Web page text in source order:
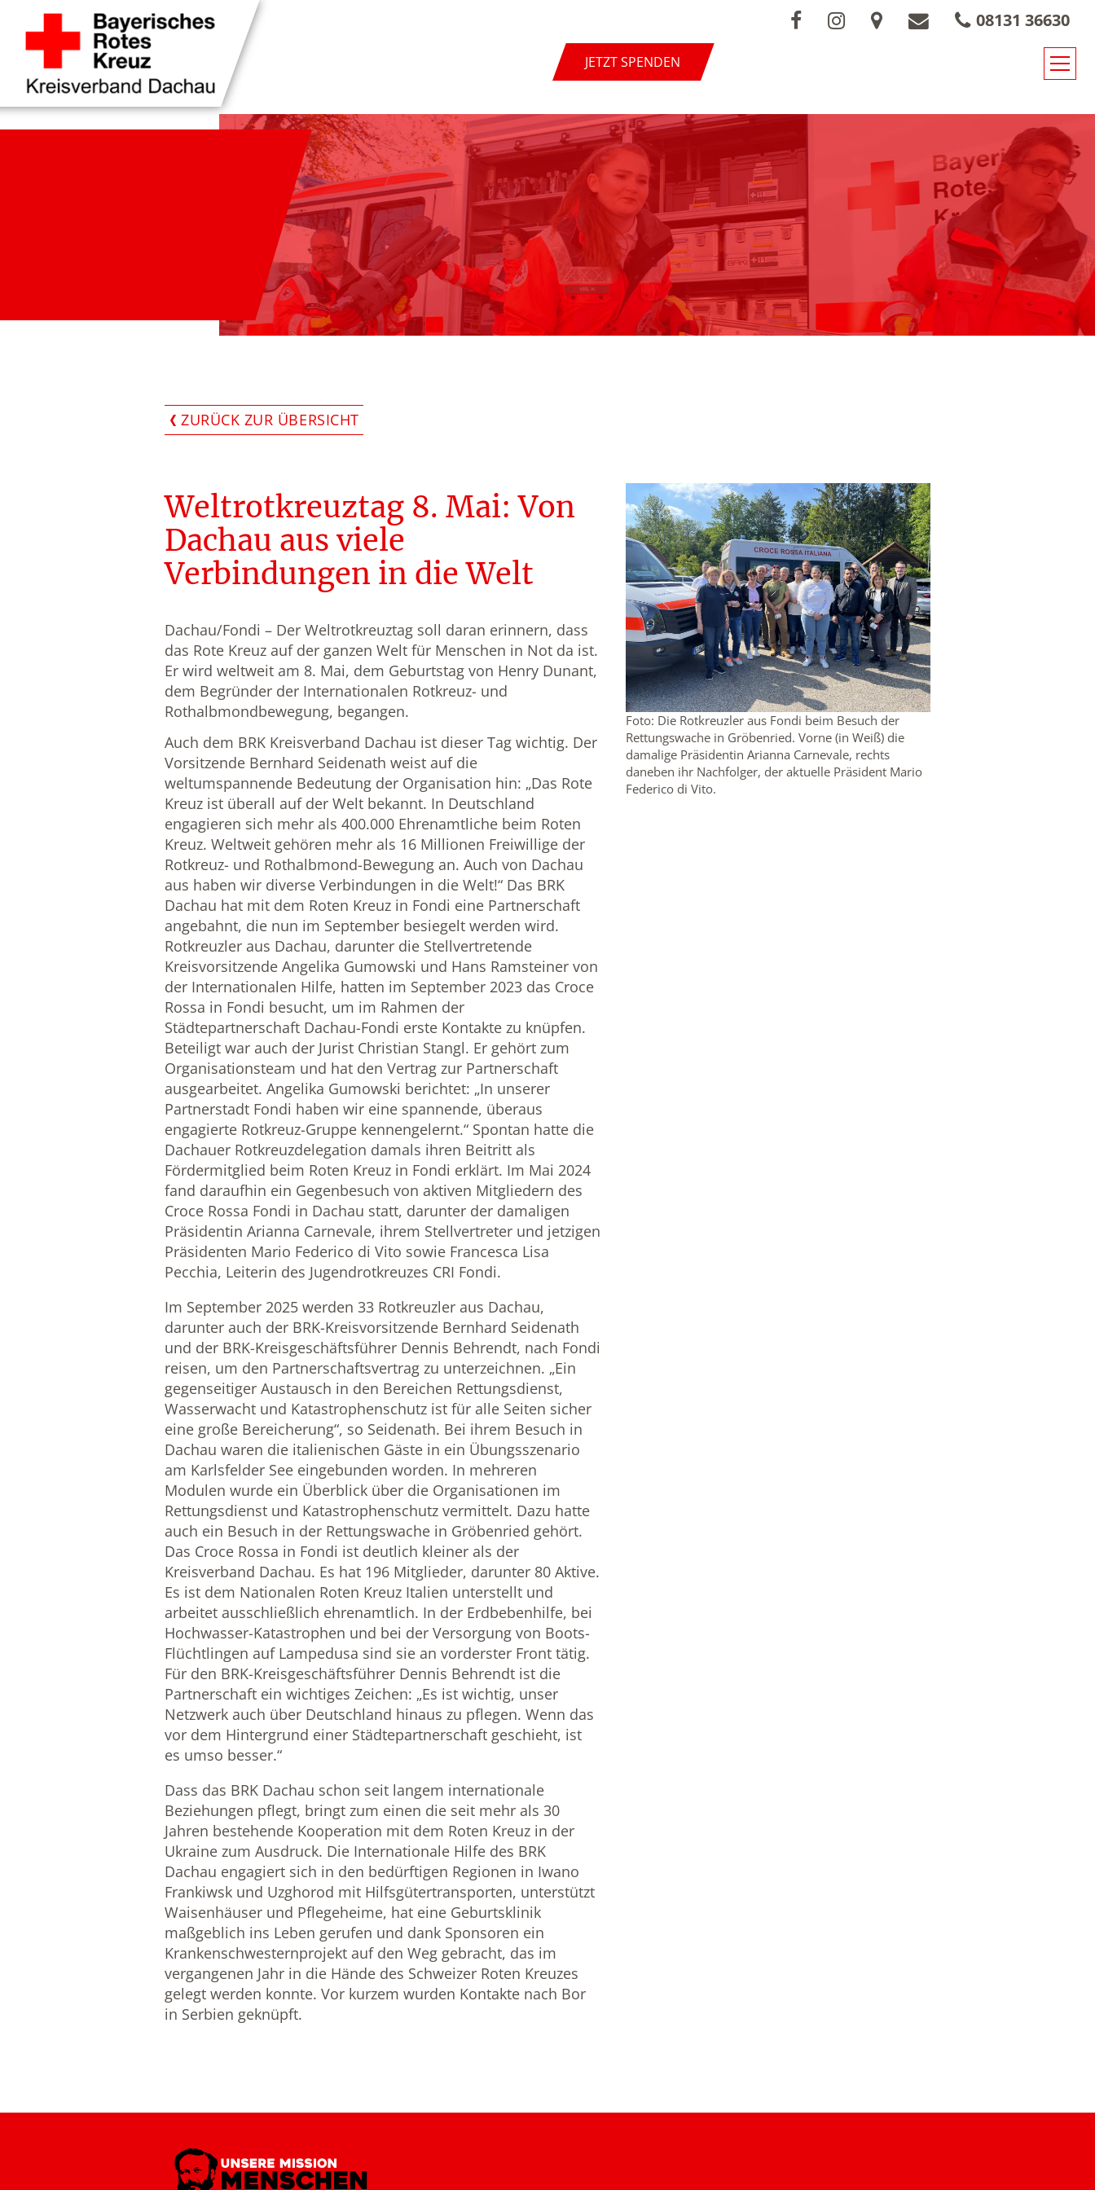
JETZT SPENDEN
08131 36630
ZURÜCK ZUR ÜBERSICHT
Weltrotkreuztag 8. Mai: Von
Dachau aus viele
Verbindungen in die Welt
Dachau/Fondi – Der Weltrotkreuztag soll daran erinnern, dass
das Rote Kreuz auf der ganzen Welt für Menschen in Not da ist.
Er wird weltweit am 8. Mai, dem Geburtstag von Henry Dunant,
dem Begründer der Internationalen Rotkreuz- und
Rothalbmondbewegung, begangen.
Auch dem BRK Kreisverband Dachau ist dieser Tag wichtig. Der
Vorsitzende Bernhard Seidenath weist auf die
weltumspannende Bedeutung der Organisation hin: „Das Rote
Kreuz ist überall auf der Welt bekannt. In Deutschland
engagieren sich mehr als 400.000 Ehrenamtliche beim Roten
Kreuz. Weltweit gehören mehr als 16 Millionen Freiwillige der
Rotkreuz- und Rothalbmond-Bewegung an. Auch von Dachau
aus haben wir diverse Verbindungen in die Welt!“ Das BRK
Dachau hat mit dem Roten Kreuz in Fondi eine Partnerschaft
angebahnt, die nun im September besiegelt werden wird.
Rotkreuzler aus Dachau, darunter die Stellvertretende
Kreisvorsitzende Angelika Gumowski und Hans Ramsteiner von
der Internationalen Hilfe, hatten im September 2023 das Croce
Rossa in Fondi besucht, um im Rahmen der
Städtepartnerschaft Dachau-Fondi erste Kontakte zu knüpfen.
Beteiligt war auch der Jurist Christian Stangl. Er gehört zum
Organisationsteam und hat den Vertrag zur Partnerschaft
ausgearbeitet. Angelika Gumowski berichtet: „In unserer
Partnerstadt Fondi haben wir eine spannende, überaus
engagierte Rotkreuz-Gruppe kennengelernt.“ Spontan hatte die
Dachauer Rotkreuzdelegation damals ihren Beitritt als
Fördermitglied beim Roten Kreuz in Fondi erklärt. Im Mai 2024
fand daraufhin ein Gegenbesuch von aktiven Mitgliedern des
Croce Rossa Fondi in Dachau statt, darunter der damaligen
Präsidentin Arianna Carnevale, ihrem Stellvertreter und jetzigen
Präsidenten Mario Federico di Vito sowie Francesca Lisa
Pecchia, Leiterin des Jugendrotkreuzes CRI Fondi.
Im September 2025 werden 33 Rotkreuzler aus Dachau,
darunter auch der BRK-Kreisvorsitzende Bernhard Seidenath
und der BRK-Kreisgeschäftsführer Dennis Behrendt, nach Fondi
reisen, um den Partnerschaftsvertrag zu unterzeichnen. „Ein
gegenseitiger Austausch in den Bereichen Rettungsdienst,
Wasserwacht und Katastrophenschutz ist für alle Seiten sicher
eine große Bereicherung“, so Seidenath. Bei ihrem Besuch in
Dachau waren die italienischen Gäste in ein Übungsszenario
am Karlsfelder See eingebunden worden. In mehreren
Modulen wurde ein Überblick über die Organisationen im
Rettungsdienst und Katastrophenschutz vermittelt. Dazu hatte
auch ein Besuch in der Rettungswache in Gröbenried gehört.
Das Croce Rossa in Fondi ist deutlich kleiner als der
Kreisverband Dachau. Es hat 196 Mitglieder, darunter 80 Aktive.
Es ist dem Nationalen Roten Kreuz Italien unterstellt und
arbeitet ausschließlich ehrenamtlich. In der Erdbebenhilfe, bei
Hochwasser-Katastrophen und bei der Versorgung von Boots-
Flüchtlingen auf Lampedusa sind sie an vorderster Front tätig.
Für den BRK-Kreisgeschäftsführer Dennis Behrendt ist die
Partnerschaft ein wichtiges Zeichen: „Es ist wichtig, unser
Netzwerk auch über Deutschland hinaus zu pflegen. Wenn das
vor dem Hintergrund einer Städtepartnerschaft geschieht, ist
es umso besser.“
Dass das BRK Dachau schon seit langem internationale
Beziehungen pflegt, bringt zum einen die seit mehr als 30
Jahren bestehende Kooperation mit dem Roten Kreuz in der
Ukraine zum Ausdruck. Die Internationale Hilfe des BRK
Dachau engagiert sich in den bedürftigen Regionen in Iwano
Frankiwsk und Uzghorod mit Hilfsgütertransporten, unterstützt
Waisenhäuser und Pflegeheime, hat eine Geburtsklinik
maßgeblich ins Leben gerufen und dank Sponsoren ein
Krankenschwesternprojekt auf den Weg gebracht, das im
vergangenen Jahr in die Hände des Schweizer Roten Kreuzes
gelegt werden konnte. Vor kurzem wurden Kontakte nach Bor
in Serbien geknüpft.
Foto: Die Rotkreuzler aus Fondi beim Besuch der
Rettungswache in Gröbenried. Vorne (in Weiß) die
damalige Präsidentin Arianna Carnevale, rechts
daneben ihr Nachfolger, der aktuelle Präsident Mario
Federico di Vito.